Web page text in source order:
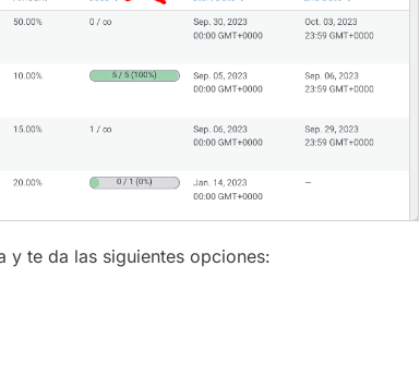
y te da las siguientes opciones: